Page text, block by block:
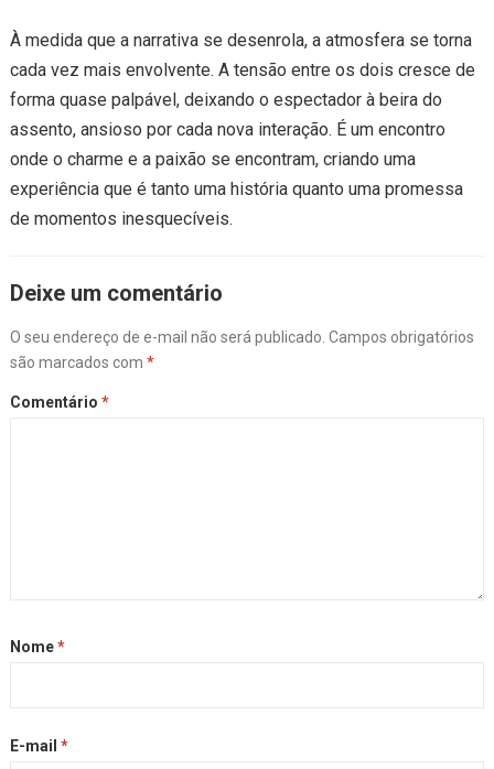
À medida que a narrativa se desenrola, a atmosfera se torna
cada vez mais envolvente. A tensão entre os dois cresce de
forma quase palpável, deixando o espectador à beira do
assento, ansioso por cada nova interação. É um encontro
onde o charme e a paixão se encontram, criando uma
experiência que é tanto uma história quanto uma promessa
de momentos inesquecíveis.
Deixe um comentário
O seu endereço de e-mail não será publicado. Campos obrigatórios
são marcados com *
Comentário *
Nome*
E-mail *